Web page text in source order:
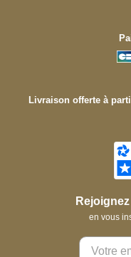
Livraison offerte à
en vous